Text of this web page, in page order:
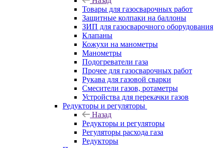
Товары для газосварочных работ
Защитные колпаки на баллоны
ЗИП для газосварочного оборудования
Клапаны
Кожухи на манометры
Манометры
Подогреватели газа
Прочее для газосварочных работ
Рукава для газовой сварки
Смесители газов, ротаметры
Устройства для перекачки газов
Редукторы и регуляторы
Назад
Редукторы и регуляторы
Регуляторы расхода газа
Редукторы